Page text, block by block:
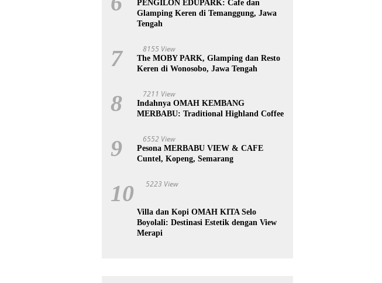
PENGILON EDUPARK: Cafe dan
Glamping Keren di Temanggung, Jawa
Tengah
7 8155 View
The MOBY PARK, Glamping dan Resto
Keren di Wonosobo, Jawa Tengah
8 7211 View
Indahnya OMAH KEMBANG
MERBABU: Traditional Highland Coffee
9 6552 View
Pesona MERBABU VIEW & CAFE
Cuntel, Kopeng, Semarang
10 5223 View
Villa dan Kopi OMAH KITA Selo
Boyolali: Destinasi Estetik dengan View
Merapi